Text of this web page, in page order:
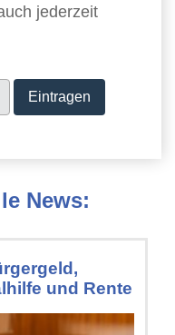
jederzeit
News:
und Rente